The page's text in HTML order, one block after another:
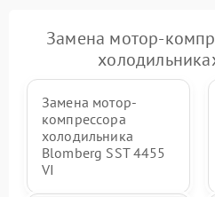
Замена мотор-
Замена мотор-
компрессора
холодильника
Blomberg SST 4455
VI